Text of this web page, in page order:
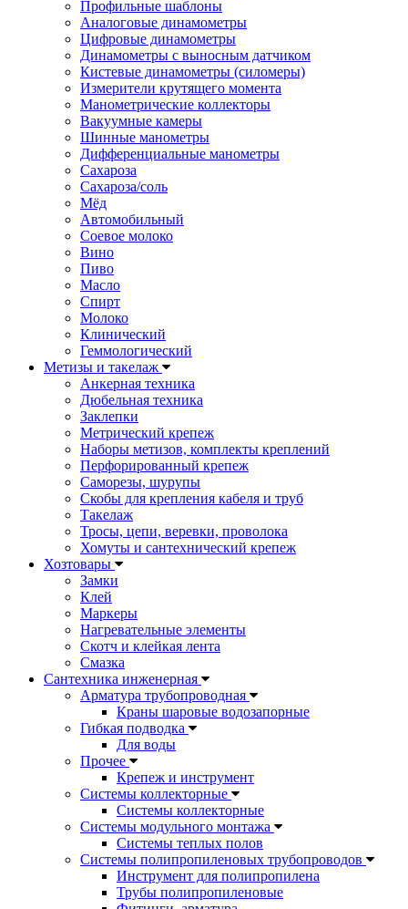
Профильные шаблоны
Аналоговые динамометры
Цифровые динамометры
Динамометры с выносным датчиком
Кистевые динамометры (силомеры)
Измерители крутящего момента
Манометрические коллекторы
Вакуумные камеры
Шинные манометры
Дифференциальные манометры
Сахароза
Сахароза/соль
Мёд
Автомобильный
Соевое молоко
Вино
Пиво
Масло
Спирт
Молоко
Клинический
Геммологический
Метизы и такелаж
Анкерная техника
Дюбельная техника
Заклепки
Метрический крепеж
Наборы метизов, комплекты креплений
Перфорированный крепеж
Саморезы, шурупы
Скобы для крепления кабеля и труб
Такелаж
Тросы, цепи, веревки, проволока
Хомуты и сантехнический крепеж
Хозтовары
Замки
Клей
Маркеры
Нагревательные элементы
Скотч и клейкая лента
Смазка
Сантехника инженерная
Арматура трубопроводная
Краны шаровые водозапорные
Гибкая подводка
Для воды
Прочее
Крепеж и инструмент
Системы коллекторные
Системы коллекторные
Системы модульного монтажа
Системы теплых полов
Системы полипропиленовых трубопроводов
Инструмент для полипропилена
Трубы полипропиленовые